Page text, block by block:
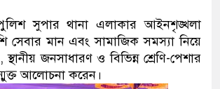
সুপার থানা এলাকার আইনশৃঙ্খলা
সেবার মান এবং সামাজিক সমস্যা নিয়ে
জনসাধারণ ও বিভিন্ন শ্রেণি-পেশার
আলোচনা করেন।